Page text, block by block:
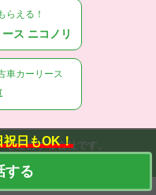
祝日もOK！
する
らえる！
ス ニコノリ
車カーリース
運営する会社です。